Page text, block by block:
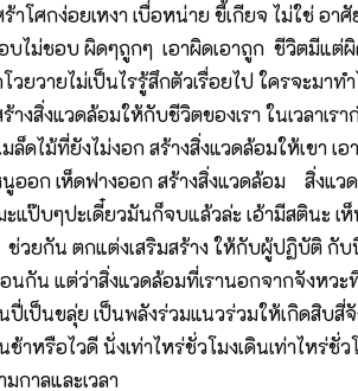
โศกง่อยเหงา เบื่อหน่าย ขี้เกียจ ไม่ใช่ อ
ไม่ชอบ ผิดๆถูกๆ เอาผิดเอาถูก ชีวิตมีแ
ยวายไม่เป็นไรรู้สึกตัวเรื่อยไป ใครจะมา
สิ่งแวดล้อมให้กับชีวิตของเรา ในเวลาเ
ล็ดไม้ที่ยังไม่งอก สร้างสิ่งแวดล้อมให้เขา
อก เห็ดฟางออก สร้างสิ่งแวดล้อม สิ่งแ
ป๊บๆปะเดี๋ยวมันก็จบแล้วล่ะ เอ้ามีสตินะ
ช่วยกัน ตกแต่งเสริมสร้าง ให้กับผู้ปฏิบัติ
นกัน แต่ว่าสิ่งแวดล้อมที่เรานอกจากจังหว
เป็นขลุ่ย เป็นพลังร่วมแนวร่วมให้เกิดสิบ
าหรือไวดี นั่งเท่าไหร่ชั่วโมงเดินเท่าไหร่
กาลและเวลา